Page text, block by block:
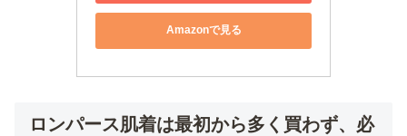
Amazonで見る
ロンパース肌着は最初から多く買わず、必